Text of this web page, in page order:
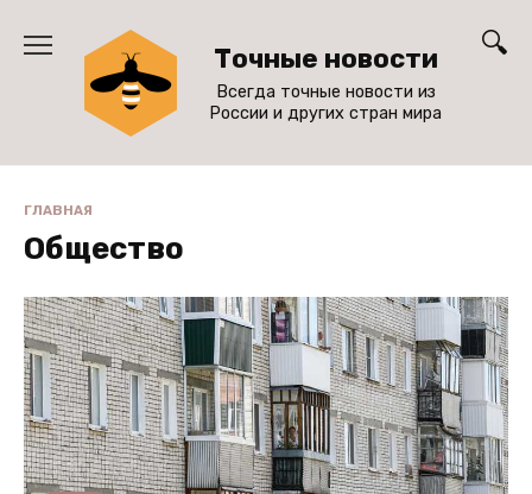
содержанию
Точные новости
Всегда точные новости из
России и других стран мира
ГЛАВНАЯ
Общество